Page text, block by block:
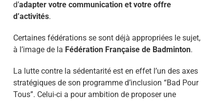
d’adapter votre communication et votre offre
d’activités.
Certaines fédérations se sont déjà appropriées le sujet,
à l’image de la Fédération Française de Badminton.
La lutte contre la sédentarité est en effet l’un des axes
stratégiques de son programme d’inclusion “Bad Pour
Tous”. Celui-ci a pour ambition de proposer une